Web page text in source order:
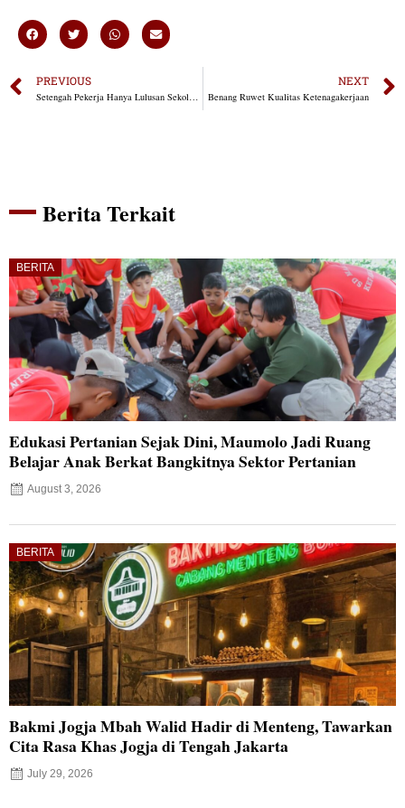
PREVIOUS
Setengah Pekerja Hanya Lulusan Sekolah Dasar
NEXT
Benang Ruwet Kualitas Ketenagakerjaan
Berita Terkait
BERITA
Edukasi Pertanian Sejak Dini, Maumolo Jadi Ruang
Belajar Anak Berkat Bangkitnya Sektor Pertanian
August 3, 2026
BERITA
Bakmi Jogja Mbah Walid Hadir di Menteng, Tawarkan
Cita Rasa Khas Jogja di Tengah Jakarta
July 29, 2026